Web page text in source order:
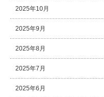
2025年10月
2025年9月
2025年8月
2025年7月
2025年6月